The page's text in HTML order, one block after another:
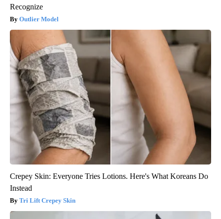
Recognize
Outlier Model
Crepey Skin: Everyone Tries Lotions. Here's What Koreans Do
Instead
Tri Lift Crepey Skin